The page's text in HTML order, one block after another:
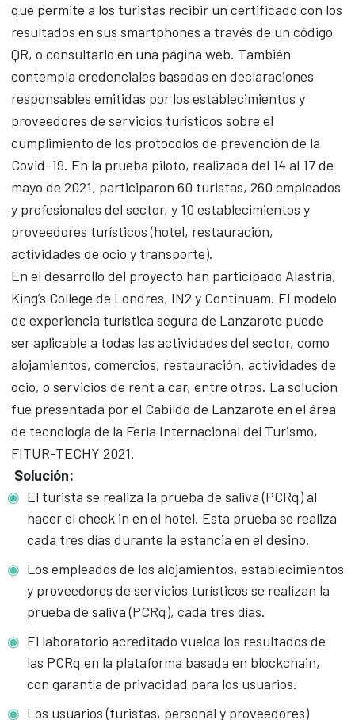
que permite a los turistas recibir un certificado con los
resultados en sus smartphones a través de un código
QR, o consultarlo en una página web. También
contempla credenciales basadas en declaraciones
responsables emitidas por los establecimientos y
proveedores de servicios turísticos sobre el
cumplimiento de los protocolos de prevención de la
Covid-19. En la prueba piloto, realizada del 14 al 17 de
mayo de 2021, participaron 60 turistas, 260 empleados
y profesionales del sector, y 10 establecimientos y
proveedores turísticos (hotel, restauración,
actividades de ocio y transporte).
En el desarrollo del proyecto han participado Alastria,
King’s College de Londres, IN2 y Continuam. El modelo
de experiencia turística segura de Lanzarote puede
ser aplicable a todas las actividades del sector, como
alojamientos, comercios, restauración, actividades de
ocio, o servicios de rent a car, entre otros. La solución
fue presentada por el Cabildo de Lanzarote en el área
de tecnología de la Feria Internacional del Turismo,
FITUR-TECHY 2021.
Solución:
El turista se realiza la prueba de saliva (PCRq) al
hacer el check in en el hotel. Esta prueba se realiza
cada tres días durante la estancia en el desino.
Los empleados de los alojamientos, establecimientos
y proveedores de servicios turísticos se realizan la
prueba de saliva (PCRq), cada tres días.
El laboratorio acreditado vuelca los resultados de
las PCRq en la plataforma basada en blockchain,
con garantía de privacidad para los usuarios.
Los usuarios (turistas, personal y proveedores)